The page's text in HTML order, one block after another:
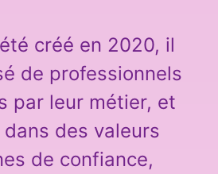
créé en 2020, il
de professionnels
par leur métier, et
des valeurs
de confiance,